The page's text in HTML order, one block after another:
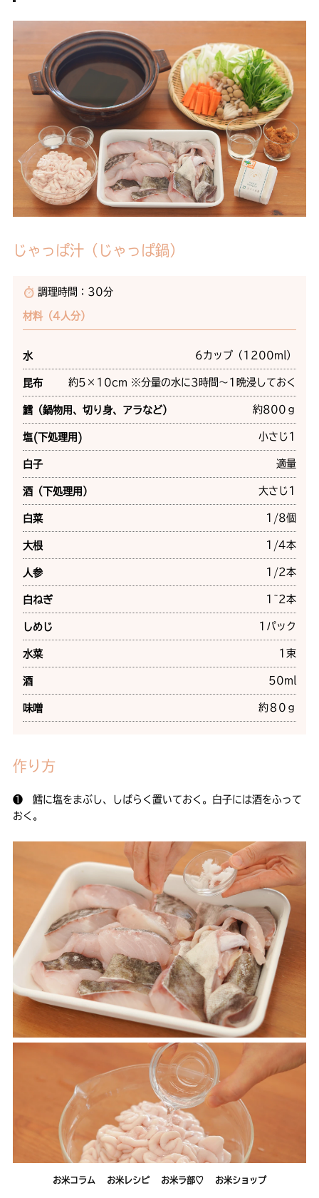
じゃっぱ汁（じゃっぱ鍋）
調理時間：30分
材料（4人分）
水 6カップ（1200ml）
昆布 約5×10cm ※分量の水に3時間～1晩浸しておく
鱈（鍋物用、切り身、アラなど） 約800ｇ
塩(下処理用) 小さじ1
白子 適量
酒（下処理用） 大さじ1
白菜 1/8個
大根 1/4本
人参 1/2本
白ねぎ 1~2本
しめじ 1パック
水菜 1束
酒 50ml
味噌 約８0ｇ
作り方
❶ 鱈に塩をまぶし、しばらく置いておく。白子には酒をふって
おく。
お米コラム お米レシピ お米ラ部♡ お米ショップ